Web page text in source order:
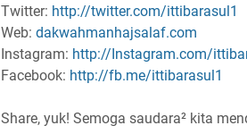
Twitter: http://twitter.com/ittibarasul1
Web: dakwahmanhajsalaf.com
Instagram: http://Instagram.com/
Facebook: http://fb.me/ittibarasul1
Share, yuk! Semoga saudara² kita